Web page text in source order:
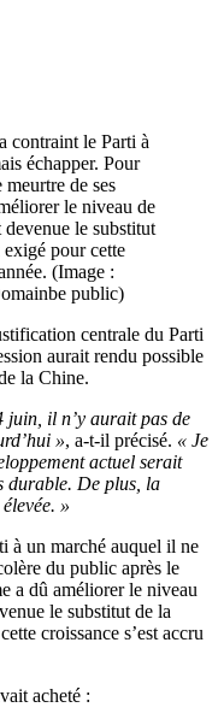
contraint le Parti à
échapper. Pour
de ses
le niveau de
le substitut
pour cette
(Image :
public)
centrale du Parti
aurait rendu possible
la Chine.
juin, il n’y aurait pas de
», a-t-il précisé. « Je
actuel serait
durable. De plus, la
»
à un marché auquel il ne
du public après le
a dû améliorer le niveau
le substitut de la
croissance s’est accru
acheté :